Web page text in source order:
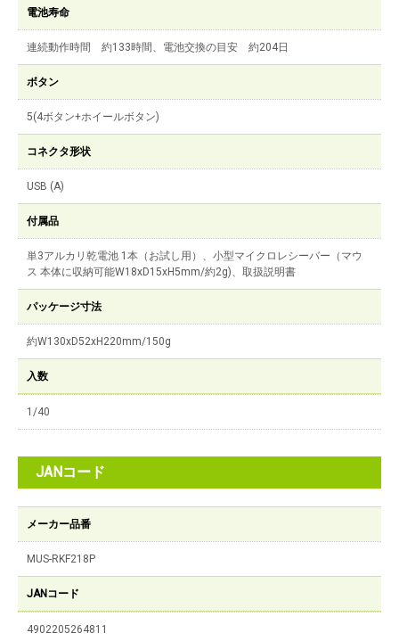
電池寿命
連続動作時間 約133時間、電池交換の目安 約204日
ボタン
5(4ボタン+ホイールボタン)
コネクタ形状
USB (A)
付属品
単3アルカリ乾電池 1本（お試し用）、小型マイクロレシーバー（マウ
ス 本体に収納可能W18xD15xH5mm/約2g)、取扱説明書
パッケージ寸法
約W130xD52xH220mm/150g
入数
1/40
JANコード
メーカー品番
MUS-RKF218P
JANコード
4902205264811